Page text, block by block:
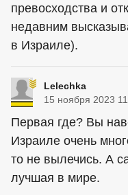
превосходства и
недавним
в Израиле).
Lelechka
15 ноября 2023
Первая где? Вы
Израиле очень
то не вылечись. А
лучшая в мире.